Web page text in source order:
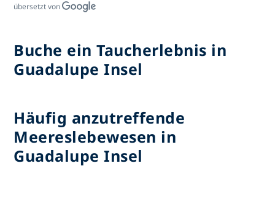
übersetzt von
Buche ein Taucherlebnis in
Guadalupe Insel
Häufig anzutreffende
Meereslebewesen in
Guadalupe Insel